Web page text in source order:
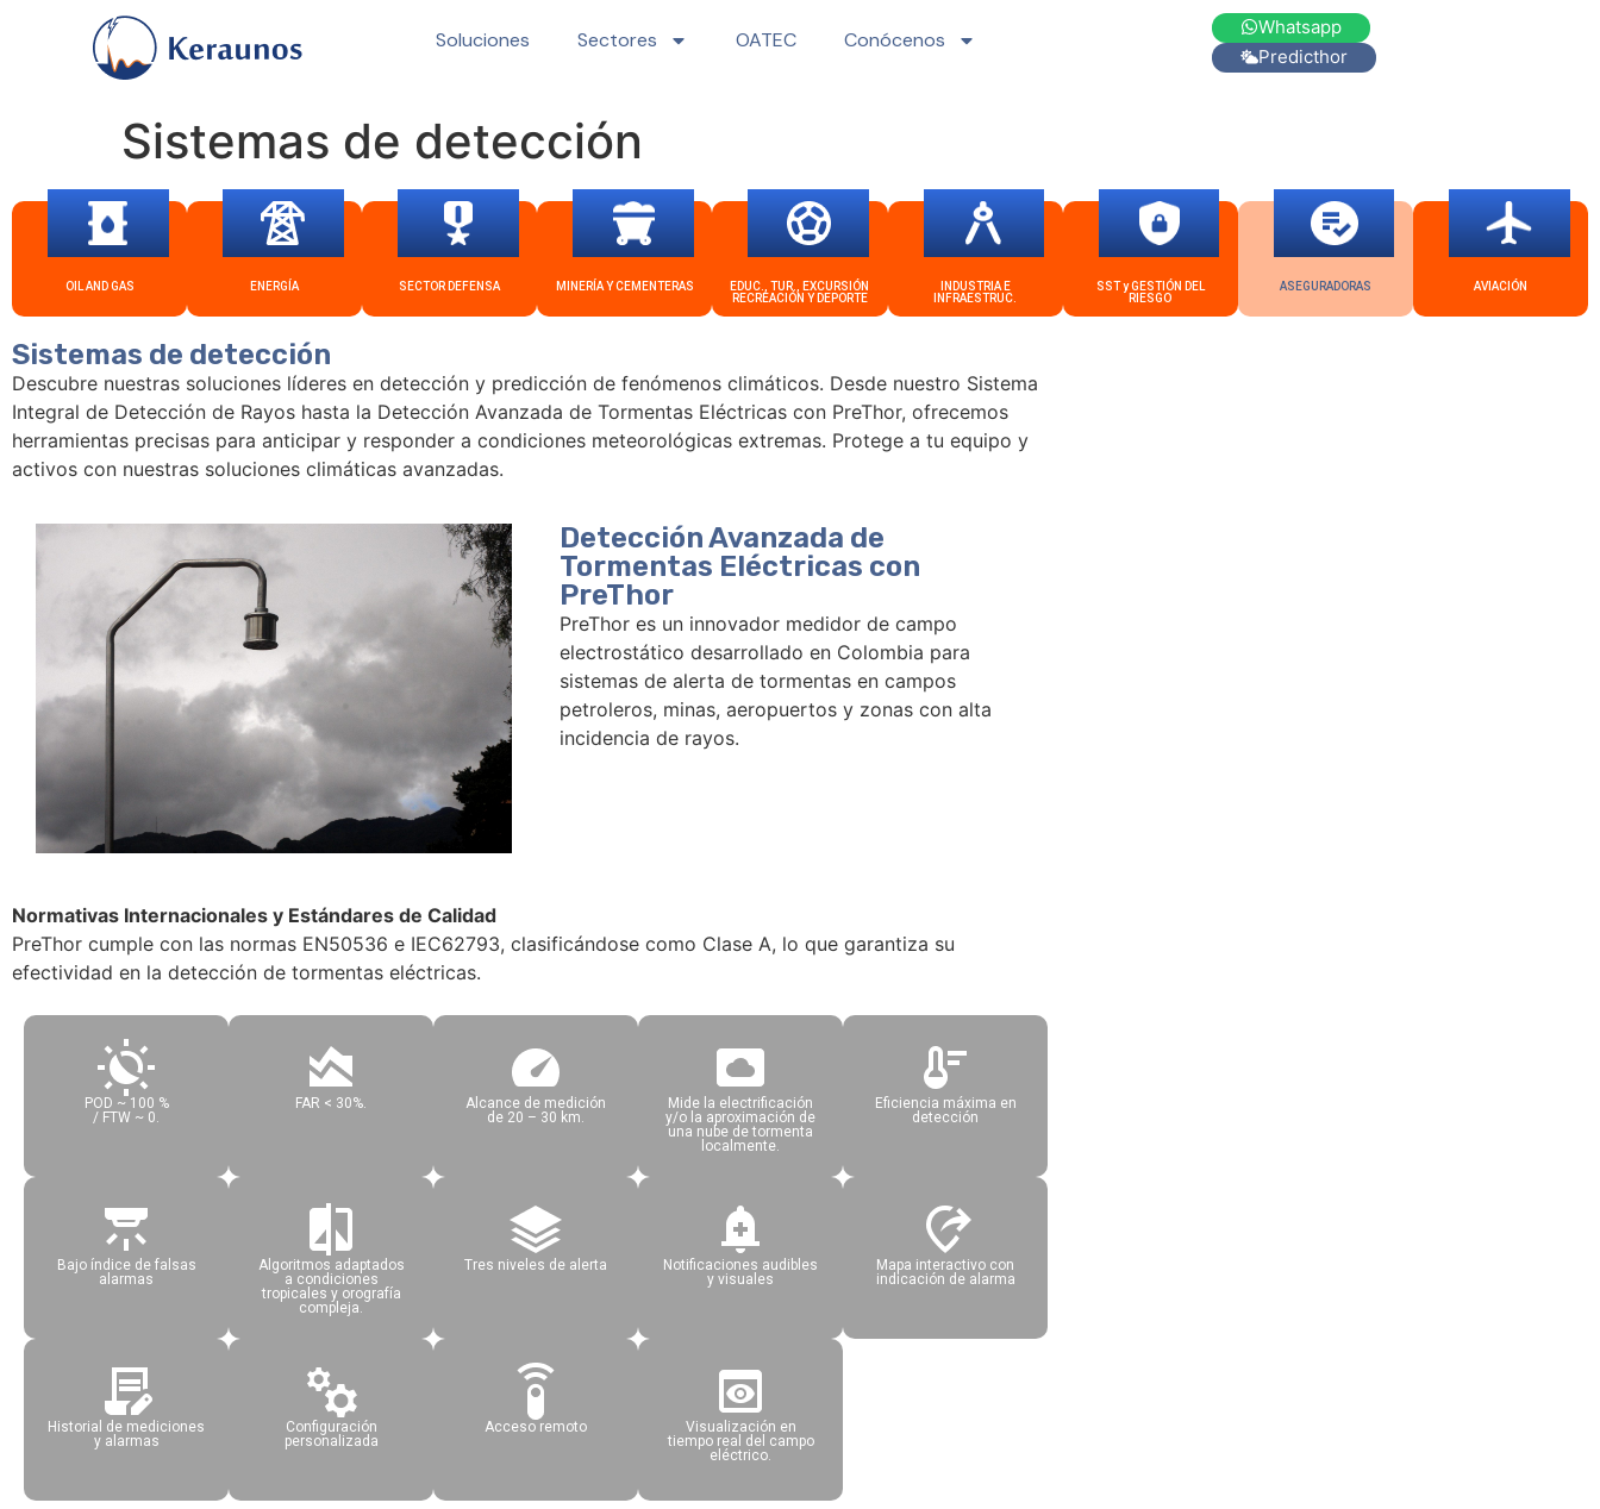
Soluciones Sectores OATEC Conócenos
Whatsapp
Predicthor
Sistemas de detección
OIL AND GAS ENERGÍA SECTOR DEFENSA MINERÍA Y CEMENTERAS
EDUC., TUR., EXCURSIÓN
RECREACIÓN Y DEPORTE
INDUSTRIA E
INFRAESTRUC.
SST y GESTIÓN DEL
RIESGO
ASEGURADORAS AVIACIÓN
Sistemas de detección
Descubre nuestras soluciones líderes en detección y predicción de fenómenos climáticos. Desde nuestro Sistema
Integral de Detección de Rayos hasta la Detección Avanzada de Tormentas Eléctricas con PreThor, ofrecemos
herramientas precisas para anticipar y responder a condiciones meteorológicas extremas. Protege a tu equipo y
activos con nuestras soluciones climáticas avanzadas.
Detección Avanzada de
Tormentas Eléctricas con
PreThor
PreThor es un innovador medidor de campo
electrostático desarrollado en Colombia para
sistemas de alerta de tormentas en campos
petroleros, minas, aeropuertos y zonas con alta
incidencia de rayos.
Normativas Internacionales y Estándares de Calidad
PreThor cumple con las normas EN50536 e IEC62793, clasificándose como Clase A, lo que garantiza su
efectividad en la detección de tormentas eléctricas.
POD ~ 100 %
/ FTW ~ 0.
FAR < 30%.
Alcance de medición
de 20 – 30 km.
Mide la electrificación
y/o la aproximación de
una nube de tormenta
localmente.
Eficiencia máxima en
detección
Bajo índice de falsas
alarmas
Algoritmos adaptados
a condiciones
tropicales y orografía
compleja.
Tres niveles de alerta
Notificaciones audibles
y visuales
Mapa interactivo con
indicación de alarma
Historial de mediciones
y alarmas
Configuración
personalizada
Acceso remoto
Visualización en
tiempo real del campo
eléctrico.